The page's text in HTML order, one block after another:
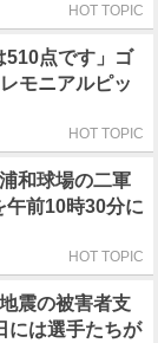
HOT TOPIC
510点です」ゴ
モニアルピッ
HOT TOPIC
和球場の二軍
午前10時30分に
HOT TOPIC
震の被害者支
には選手たちが